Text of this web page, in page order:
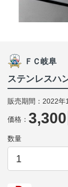
ＦＣ岐阜
ステンレスハ
販売期間：2022
価格： 3,300
数量